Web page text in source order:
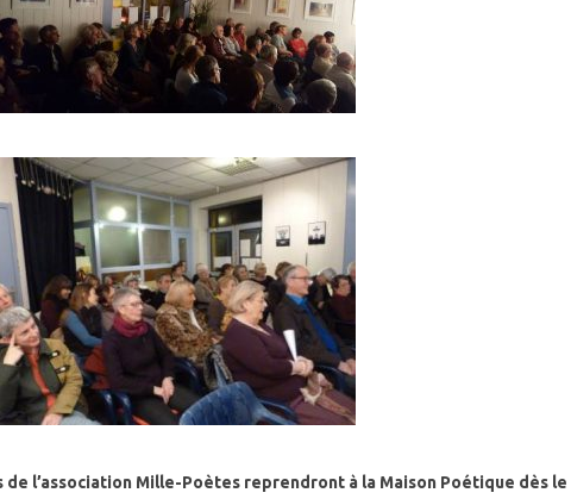
l’association Mille-Poètes reprendront à la Maison Poétique dès le